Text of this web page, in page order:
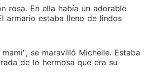
rosa. En ella había un adorable
armario estaba lleno de lindos
se maravilló Michelle. Estaba
de lo hermosa que era su